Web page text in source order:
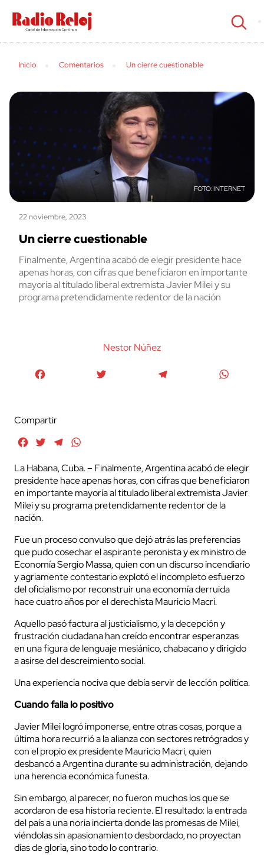
cerrar
Inicio Comentarios Un cierre cuestionable
INTERNET
22 noviembre, 2023
Un cierre cuestionable
Finalmente, Argentina acabó de elegir presidente hace
apenas horas, con cifras que beneficiaron en importante
mayoría al titulado liberal extremista Javier Milei y su
programa pretendidamente redentor de la nación
Nestor Núñez
Compartir
FacebookTwitterTelegram
La Habana, Cuba. – Finalmente, Argentina acabó de elegir
presidente hace apenas horas, con cifras que beneficiaron
en importante mayoría al titulado liberal extremista Javier
Milei y su programa pretendidamente redentor de la
nación.
Fue un proceso convulso que dejó atrás las preferencias
que pudo cosechar el aspirante peronista y ex ministro de
Economía Sergio Massa, quien con un discurso incendiario
y agriamente contestario explotó el incompleto esfuerzo
del oficialismo por reconstruir una economía derruida
hace cuatro años por el derechista Mauricio Macri.
Aquello pasó factura al justicialismo, y la decepción y
frustración ciudadana han creído encontrar esperanzas
en una figura de lenguaje mesiánico, chabacano y dirigido
a asirse del descreimiento social.
Una experiencia nociva que debía servir de lección política.
Cuando falla lo positivo
Javier Milei logró imponerse, entre otras cosas, porque a
última hora recurrió a la alianza con sectores retrógrados y
con el propio ex presidente Mauricio Macri, quien
desbancó a Argentina durante su administración, dejando
una herencia económica funesta.
Sin embargo, al parecer, no fueron muchos los que se
acordaron de esa historia reciente. El resultado: la entrada
del país a una noria incierta donde las promesas de Milei,
viéndolas sin apasionamiento desbordado, no proyectan
días de gloria, sino todo lo contrario.